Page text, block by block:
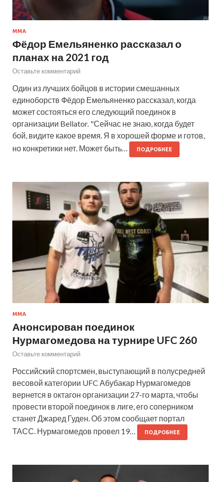
MMA
Фёдор Емельяненко рассказал о
планах на 2021 год
Оставьте комментарий
Один из лучших бойцов в истории смешанных
единоборств Фёдор Емельяненко рассказал, когда
может состояться его следующий поединок в
организации Bellator. "Сейчас не знаю, когда будет
бой, видите какое время. Я в хорошей форме и готов,
но конкретики нет. Может быть…
ПОДРОБНЕЕ
MMA
Анонсирован поединок
Нурмагомедова на турнире UFC 260
Оставьте комментарий
Российский спортсмен, выступающий в полусредней
весовой категории UFC Абубакар Нурмагомедов
вернется в октагон организации 27-го марта, чтобы
провести второй поединок в лиге, его соперником
станет Джаред Гуден. Об этом сообщает портал
ТАСС. Нурмагомедов провел 19…
ПОДРОБНЕЕ